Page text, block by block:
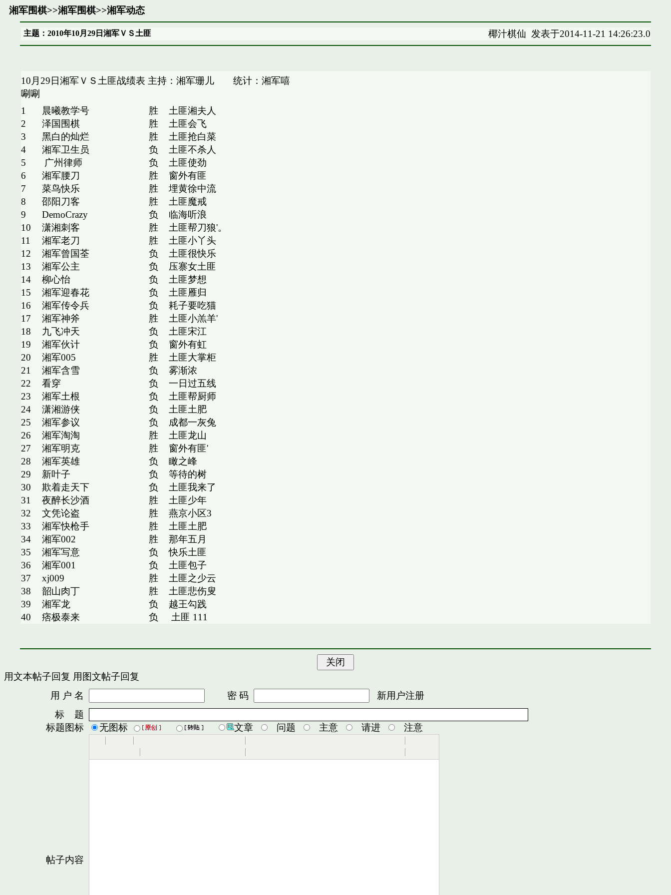
湘军围棋>>湘军围棋>>湘军动态
主题：2010年10月29日湘军ＶＳ土匪 椰汁棋仙 发表于2014-11-21 14:26:23.0
10月29日湘军ＶＳ土匪战绩表 主持：湘军珊儿 统计：湘军嘻
唰唰
1
晨曦教学号 胜
土匪湘夫人
2
泽国围棋 胜
土匪会飞
3
黑白的灿烂 胜
土匪抢白菜
4
湘军卫生员 负
土匪不杀人
5
广州律师 负
土匪使劲
6
湘军腰刀 胜
窗外有匪
7
菜鸟快乐 胜
埋黄徐中流
8
邵阳刀客 胜
土匪魔戒
9
DemoCrazy 负
临海听浪
10
潇湘刺客 胜
土匪帮刀狼'。
11
湘军老刀 胜
土匪小丫头
12
湘军曾国荃 负
土匪很快乐
13
湘军公主 负
压寨女土匪
14
柳心怡 负
土匪梦想
15
湘军迎春花 负
土匪雁归
16
湘军传令兵 负
耗子要吃猫
17
湘军神斧 胜
土匪小羔羊'
18
九飞冲天 负
土匪宋江
19
湘军伙计 负
窗外有虹
20
湘军005 胜
土匪大掌柜
21
湘军含雪 负
雾渐浓
22
看穿 负
一日过五线
23
湘军土根 负
土匪帮厨师
24
潇湘游侠 负
土匪土肥
25
湘军参议 负
成都一灰兔
26
湘军淘淘 胜
土匪龙山
27
湘军明克 胜
窗外有匪'
28
湘军英雄 负
瞰之峰
29
新叶子 负
等待的树
30
欺着走天下 负
土匪我来了
31
夜醉长沙酒 胜
土匪少年
32
文凭论盗 胜
燕京小区3
33
湘军快枪手 胜
土匪土肥
34
湘军002 胜
那年五月
35
湘军写意 负
快乐土匪
36
湘军001 负
土匪包子
37
xj009 胜
土匪之少云
38
韶山肉丁 胜
土匪悲伤叟
39
湘军龙 负
越王勾践
40
痞极泰来 负 土匪 111
用文本帖子回复 用图文帖子回复
用 户 名
密 码
新用户注册
标 题
标题图标
无图标 文章 问题 主意 请进 注意
帖子内容